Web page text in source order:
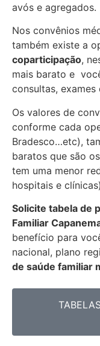
avós e agregados.
Nos convênios
também existe a
coparticipação,
mais barato e
consultas,
Os valores de
conforme cada
Bradesco…etc),
baratos que são
tem uma menor
hospitais e
Solicite tabela de
Familiar
benefício para
nacional, plano
de saúde familiar